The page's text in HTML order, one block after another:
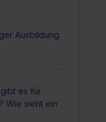
Ausbildung
es für
Wie sieht ein